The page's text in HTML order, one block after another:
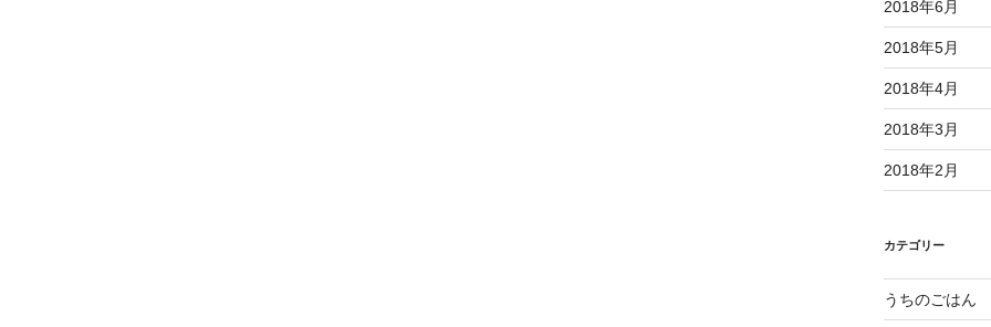
2018年6月
2018年5月
2018年4月
2018年3月
2018年2月
カテゴリー
うちのごはん